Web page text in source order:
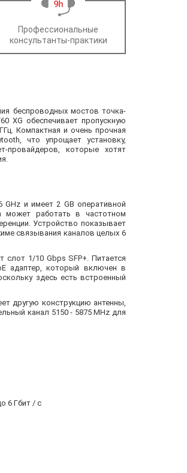
Профессиональные
консультанты-практики
беспроводных мостов точка-
XG обеспечивает пропускную
Компактная и очень прочная
что упрощает установку,
провайдеров, которые хотят
GHz и имеет 2 GB оперативной
может работать в частотном
Устройство показывает
связывания каналов целых 6
слот 1/10 Gbps SFP+. Питается
адаптер, который включен в
здесь есть встроенный
другую конструкцию антенны,
канал 5150 - 5875 MHz для
6 Гбит / с